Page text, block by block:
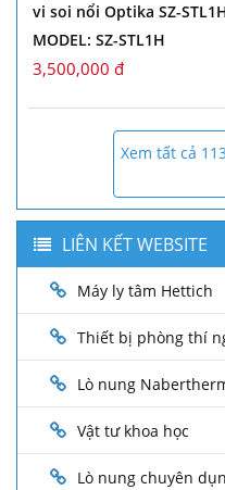
vi soi nổi Optika SZ-
MODEL: SZ-STL1H
3,500,000 đ
Xem tất cả
LIÊN KẾT WEBSITE
Máy ly tâm Hettich
Thiết bị phòng thí
Lò nung
Vật tư khoa học
Lò nung chuyên